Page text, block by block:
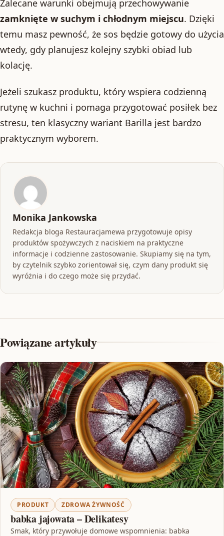
Zalecane warunki obejmują przechowywanie
zamknięte w suchym i chłodnym miejscu. Dzięki
temu masz pewność, że sos będzie gotowy do użycia
wtedy, gdy planujesz kolejny szybki obiad lub
kolację.
Jeżeli szukasz produktu, który wspiera codzienną
rutynę w kuchni i pomaga przygotować posiłek bez
stresu, ten klasyczny wariant Barilla jest bardzo
praktycznym wyborem.
Monika Jankowska
Redakcja bloga Restauracjamewa przygotowuje opisy
produktów spożywczych z naciskiem na praktyczne
informacje i codzienne zastosowanie. Skupiamy się na tym,
by czytelnik szybko zorientował się, czym dany produkt się
wyróżnia i do czego może się przydać.
Powiązane artykuły
PRODUKT ZDROWA ŻYWNOŚĆ
babka jajowata – Delikatesy
Smak, który przywołuje domowe wspomnienia: babka